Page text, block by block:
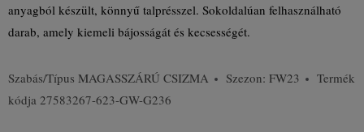
anyagból készült, könnyű talprésszel. Sokoldalúan felhasználható
darab, amely kiemeli bájosságát és kecsességét.
Szabás/Típus MAGASSZÁRÚ CSIZMA Szezon: FW23
Termék
kódja 27583267-623-GW-G236